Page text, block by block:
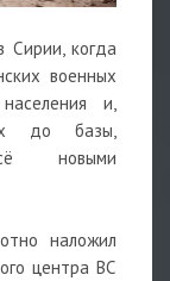
Сирии, когда
военных
и,
до базы,
новыми
наложил
центра ВС